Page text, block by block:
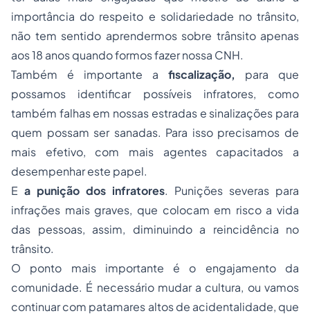
importância do respeito e solidariedade no trânsito,
não tem sentido aprendermos sobre trânsito apenas
aos 18 anos quando formos fazer nossa CNH.
Também é importante a fiscalização, para que
possamos identificar possíveis infratores, como
também falhas em nossas estradas e sinalizações para
quem possam ser sanadas. Para isso precisamos de
mais efetivo, com mais agentes capacitados a
desempenhar este papel.
E a punição dos infratores. Punições severas para
infrações mais graves, que colocam em risco a vida
das pessoas, assim, diminuindo a reincidência no
trânsito.
O ponto mais importante é o engajamento da
comunidade. É necessário mudar a cultura, ou vamos
continuar com patamares altos de acidentalidade, que